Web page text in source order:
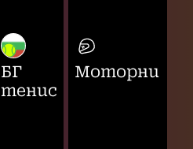
БГ
тенис
Моторни